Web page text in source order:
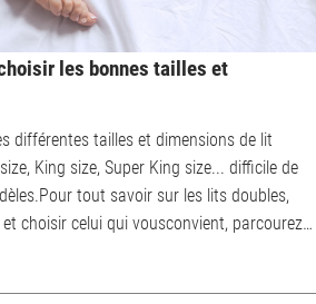
les bonnes tailles et
différentes tailles et dimensions de lit
King size, Super King size... difficile de
tout savoir sur les lits doubles,
choisir celui qui vousconvient, parcourez